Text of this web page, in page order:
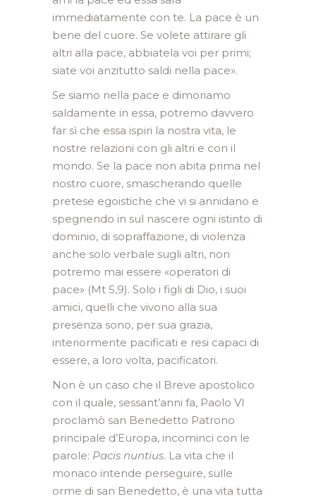
immediatamente con te. La pace è un
bene del cuore. Se volete attirare gli
altri alla pace, abbiatela voi per primi;
siate voi anzitutto saldi nella pace».
Se siamo nella pace e dimoriamo
saldamente in essa, potremo davvero
far sì che essa ispiri la nostra vita, le
nostre relazioni con gli altri e con il
mondo. Se la pace non abita prima nel
nostro cuore, smascherando quelle
pretese egoistiche che vi si annidano e
spegnendo in sul nascere ogni istinto di
dominio, di sopraffazione, di violenza
anche solo verbale sugli altri, non
potremo mai essere «operatori di
pace» (Mt 5,9). Solo i figli di Dio, i suoi
amici, quelli che vivono alla sua
presenza sono, per sua grazia,
interiormente pacificati e resi capaci di
essere, a loro volta, pa­cificatori.
Non è un caso che il Breve apostolico
con il quale, sessant’anni fa, Paolo VI
proclamò san Benedetto Patrono
principale d’Europa, incominci con le
parole: Pacis nuntius. La vita che il
monaco intende perseguire, sulle
orme di san Benedetto, è una vita tutta